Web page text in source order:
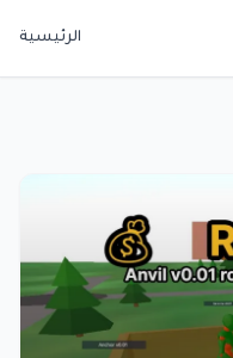
الرئيسية